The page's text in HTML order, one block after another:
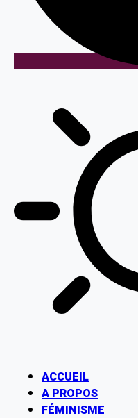
ACCUEIL
A PROPOS
FÉMINISME